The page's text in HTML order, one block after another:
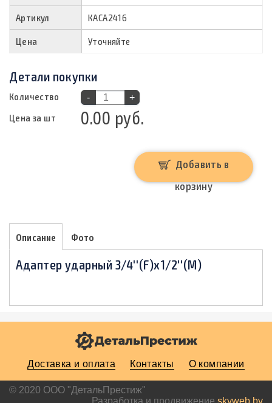
Артикул КАСА2416
Цена Уточняйте
Детали покупки
Количество - +
Цена за шт 0.00 руб.
Добавить в
корзину
Описание Фото
Адаптер ударный 3/4''(F)х1/2''(M)
Доставка и оплата Контакты О компании
© 2020 ООО "ДетальПрестиж"
Разработка и продвижение skyweb.by